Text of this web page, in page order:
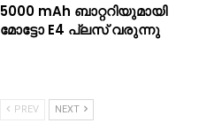
5000 mAh ബാറ്ററിയുമായി
മോട്ടോ E4 പ്ലസ് വരുന്നു
PREV NEXT